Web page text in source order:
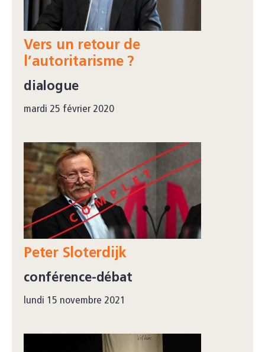
Vers un retour de
l’autoritarisme ?
dialogue
mardi 25 février 2020
Peter Sloterdijk
conférence-débat
lundi 15 novembre 2021